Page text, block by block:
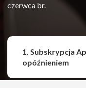
czerwca br.
1. Subskrypcja
opóźnieniem